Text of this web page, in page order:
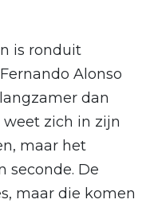
is ronduit
Alonso
dan
weet zich in zijn
maar het
seconde. De
maar die komen